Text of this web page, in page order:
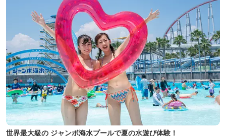
世界最大級の ジャンボ海水プールで夏の水遊び体験！